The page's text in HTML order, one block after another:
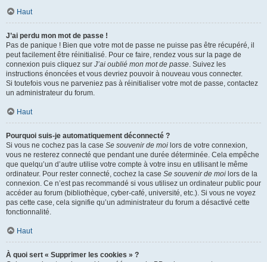
Haut
J’ai perdu mon mot de passe !
Pas de panique ! Bien que votre mot de passe ne puisse pas être récupéré, il
peut facilement être réinitialisé. Pour ce faire, rendez vous sur la page de
connexion puis cliquez sur J’ai oublié mon mot de passe. Suivez les
instructions énoncées et vous devriez pouvoir à nouveau vous connecter.
Si toutefois vous ne parveniez pas à réinitialiser votre mot de passe, contactez
un administrateur du forum.
Haut
Pourquoi suis-je automatiquement déconnecté ?
Si vous ne cochez pas la case Se souvenir de moi lors de votre connexion,
vous ne resterez connecté que pendant une durée déterminée. Cela empêche
que quelqu’un d’autre utilise votre compte à votre insu en utilisant le même
ordinateur. Pour rester connecté, cochez la case Se souvenir de moi lors de la
connexion. Ce n’est pas recommandé si vous utilisez un ordinateur public pour
accéder au forum (bibliothèque, cyber-café, université, etc.). Si vous ne voyez
pas cette case, cela signifie qu’un administrateur du forum a désactivé cette
fonctionnalité.
Haut
À quoi sert « Supprimer les cookies » ?